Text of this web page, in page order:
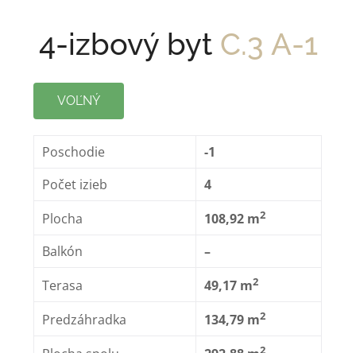
4-izbový byt C.3 A-1
VOĽNÝ
Poschodie
-1
Počet izieb
4
Plocha
108,92 m2
Balkón
–
Terasa
49,17 m2
Predzáhradka 134,79 m2
2